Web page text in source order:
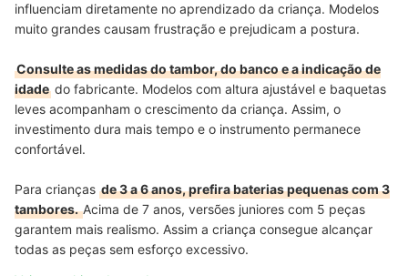
influenciam diretamente no aprendizado da criança. Modelos
muito grandes causam frustração e prejudicam a postura.
Consulte as medidas do tambor, do banco e a indicação de
idade do fabricante. Modelos com altura ajustável e baquetas
leves acompanham o crescimento da criança. Assim, o
investimento dura mais tempo e o instrumento permanece
confortável.
Para crianças de 3 a 6 anos, prefira baterias pequenas com 3
tambores.Acima de 7 anos, versões juniores com 5 peças
garantem mais realismo. Assim a criança consegue alcançar
todas as peças sem esforço excessivo.